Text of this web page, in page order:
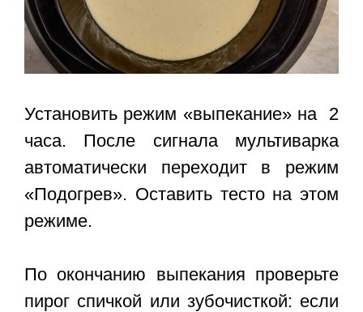
Установить режим «выпекание» на 2
часа. После сигнала мультиварка
автоматически переходит в режим
«Подогрев». Оставить тесто на этом
режиме.
По окончанию выпекания проверьте
пирог спичкой или зубочисткой: если